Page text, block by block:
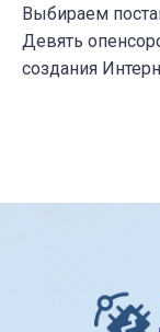
Выбираем
Девять
создания